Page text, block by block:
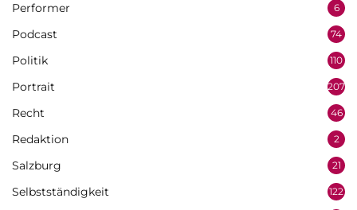
Performer 6
Podcast 74
Politik 110
Portrait 207
Recht 46
Redaktion 2
Salzburg 21
Selbstständigkeit 122